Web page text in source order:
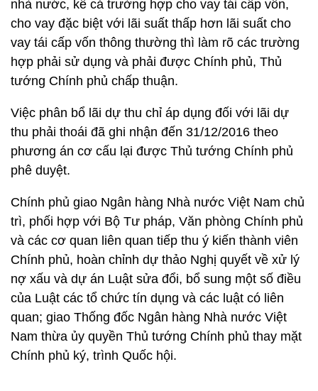
nhà nước, kể cả trường hợp cho vay tái cấp vốn,
cho vay đặc biệt với lãi suất thấp hơn lãi suất cho
vay tái cấp vốn thông thường thì làm rõ các trường
hợp phải sử dụng và phải được Chính phủ, Thủ
tướng Chính phủ chấp thuận.
Việc phân bổ lãi dự thu chỉ áp dụng đối với lãi dự
thu phải thoái đã ghi nhận đến 31/12/2016 theo
phương án cơ cấu lại được Thủ tướng Chính phủ
phê duyệt.
Chính phủ giao Ngân hàng Nhà nước Việt Nam chủ
trì, phối hợp với Bộ Tư pháp, Văn phòng Chính phủ
và các cơ quan liên quan tiếp thu ý kiến thành viên
Chính phủ, hoàn chỉnh dự thảo Nghị quyết về xử lý
nợ xấu và dự án Luật sửa đổi, bổ sung một số điều
của Luật các tổ chức tín dụng và các luật có liên
quan; giao Thống đốc Ngân hàng Nhà nước Việt
Nam thừa ủy quyền Thủ tướng Chính phủ thay mặt
Chính phủ ký, trình Quốc hội.